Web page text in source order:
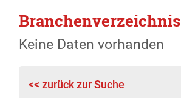
Branchenverzeichnis
Keine Daten vorhanden
<< zurück zur Suche